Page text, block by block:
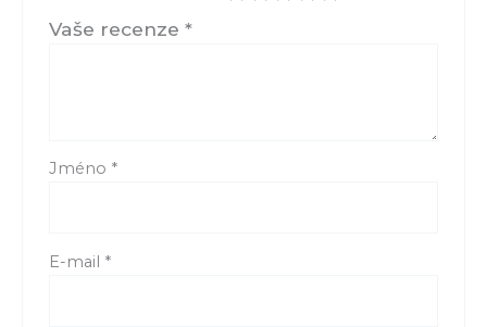
Vaše recenze*
Jméno *
E-mail *